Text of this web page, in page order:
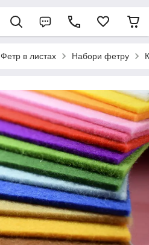
Фетр в листах Набори фетру